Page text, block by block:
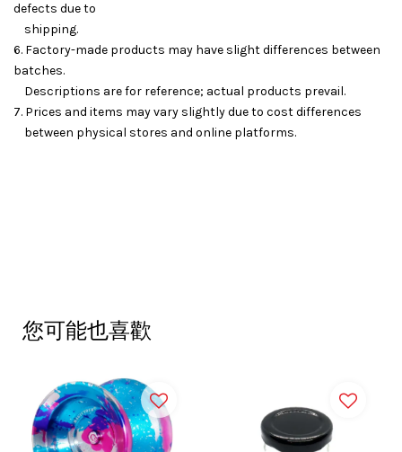
defects due to
shipping.
6. Factory-made products may have slight differences between
batches.
Descriptions are for reference; actual products prevail.
7. Prices and items may vary slightly due to cost differences
between physical stores and online platforms.
您可能也喜歡